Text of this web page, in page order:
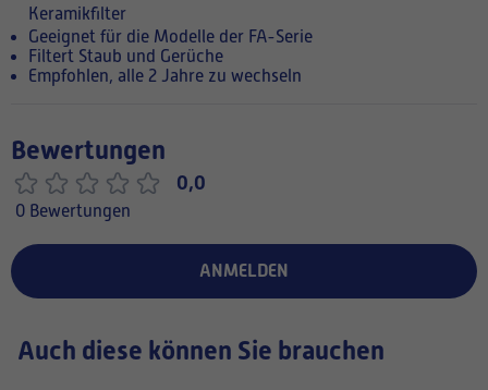
Keramikfilter
Geeignet für die Modelle der FA-Serie
Filtert Staub und Gerüche
Empfohlen, alle 2 Jahre zu wechseln
Bewertungen
0,0
0 Bewertungen
ANMELDEN
Auch diese können Sie brauchen